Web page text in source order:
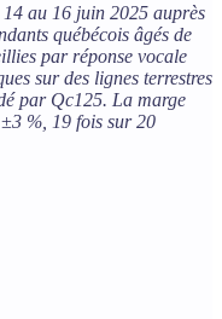
au 16 juin 2025 auprès
québécois âgés de
par réponse vocale
sur des lignes terrestres
par Qc125. La marge
%, 19 fois sur 20